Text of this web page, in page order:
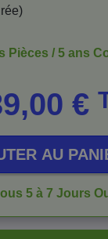
Pièces / 5 ans
€
AU
5 à 7 Jours